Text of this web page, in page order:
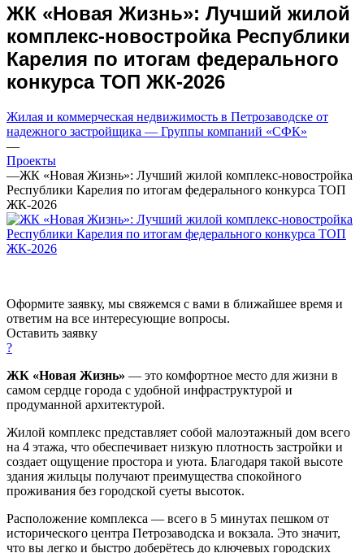
ЖК «Новая Жизнь»: Лучший жилой
комплекс-новостройка Республики
Карелия по итогам федерального
конкурса ТОП ЖК-2026
Жилая и коммерческая недвижимость в Петрозаводске от
надежного застройщика — Группы компаний «СФК»
—
Проекты
—ЖК «Новая Жизнь»: Лучший жилой комплекс-новостройка
Республики Карелия по итогам федерального конкурса ТОП
ЖК-2026
Оформите заявку, мы свяжемся с вами в ближайшее время и
ответим на все интересующие вопросы.
Оставить заявку
?
ЖК «Новая Жизнь» — это комфортное место для жизни в
самом сердце города с удобной инфраструктурой и
продуманной архитектурой.
Жилой комплекс представляет собой малоэтажный дом всего
на 4 этажа, что обеспечивает низкую плотность застройки и
создает ощущение простора и уюта. Благодаря такой высоте
здания жильцы получают преимущества спокойного
проживания без городской суеты высоток.
Расположение комплекса — всего в 5 минутах пешком от
исторического центра Петрозаводска и вокзала. Это значит,
что вы легко и быстро доберётесь до ключевых городских